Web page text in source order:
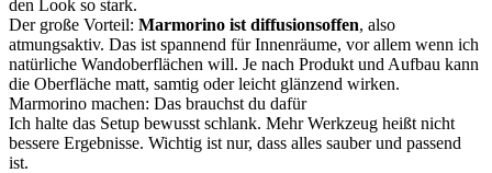
den Look so stark.
Der große Vorteil: Marmorino ist diffusionsoffen, also
atmungsaktiv. Das ist spannend für Innenräume, vor allem wenn ich
natürliche Wandoberflächen will. Je nach Produkt und Aufbau kann
die Oberfläche matt, samtig oder leicht glänzend wirken.
Marmorino machen: Das brauchst du dafür
Ich halte das Setup bewusst schlank. Mehr Werkzeug heißt nicht
bessere Ergebnisse. Wichtig ist nur, dass alles sauber und passend
ist.